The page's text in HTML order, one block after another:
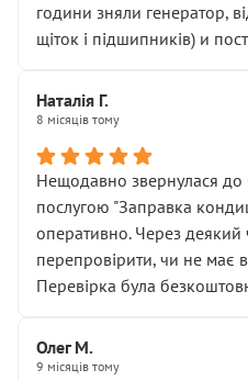
години зняли генератор,
щіток і підшипників) и
Наталія Г.
8 місяців тому
Нещодавно звернулася до
послугою "Заправка
оперативно. Через деякий
перепровірити, чи не має
Перевірка була
Олег М.
9 місяців тому